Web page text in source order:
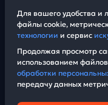
Для вашего удобства и
файлы cookie,
технологии и сервис
Продолжая просмотр
использованием
обработки
передачу данных